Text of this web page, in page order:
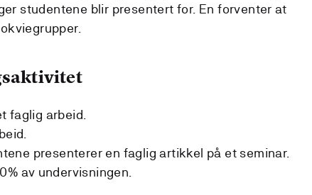
studentene blir presentert for. En forventer at
faglig arbeid.
presenterer en faglig artikkel på et seminar.
av undervisningen.